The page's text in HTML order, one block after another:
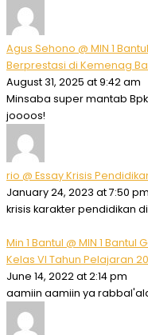
Agus Sehono @ MIN 1
Berprestasi di Kemenag
August 31, 2025 at 9:42 am
Minsaba super mantab
joooos!
rio @ Essay Krisis
January 24, 2023 at 7:50 pm
krisis karakter pendidikan
Min 1 Bantul @ MIN 1
Kelas VI Tahun Pelajaran
June 14, 2022 at 2:14 pm
aamiin aamiin ya